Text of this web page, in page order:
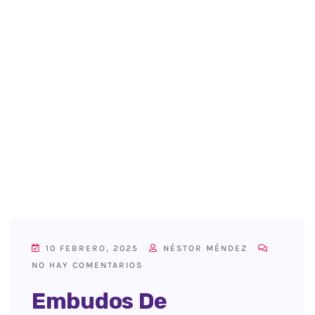
10 FEBRERO, 2025
NÉSTOR MÉNDEZ
NO HAY COMENTARIOS
Embudos De